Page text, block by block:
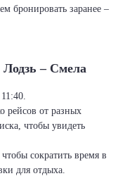
бронировать заранее –
Лодзь – Смела
рейсов от разных
чтобы увидеть
сократить время в
для отдыха.